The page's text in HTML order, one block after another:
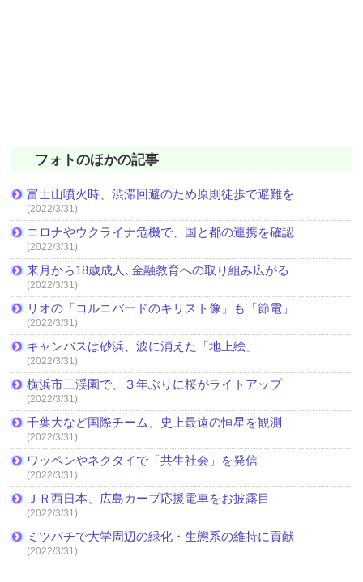
フォトのほかの記事
富士山噴火時、渋滞回避のため原則徒歩で避難を
(2022/3/31)
コロナやウクライナ危機で、国と都の連携を確認
(2022/3/31)
来月から18歳成人､金融教育への取り組み広がる
(2022/3/31)
リオの「コルコバードのキリスト像」も「節電」
(2022/3/31)
キャンバスは砂浜、波に消えた「地上絵」
(2022/3/31)
横浜市三渓園で、３年ぶりに桜がライトアップ
(2022/3/31)
千葉大など国際チーム、史上最遠の恒星を観測
(2022/3/31)
ワッペンやネクタイで「共生社会」を発信
(2022/3/31)
ＪＲ西日本、広島カープ応援電車をお披露目
(2022/3/31)
ミツバチで大学周辺の緑化・生態系の維持に貢献
(2022/3/31)